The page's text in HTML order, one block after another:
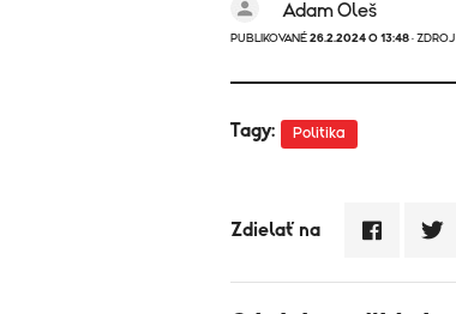
Adam Oleš
PUBLIKOVANÉ 26.2.2024 O 13:48 · ZDROJ
Tagy: Politika
Zdielať na